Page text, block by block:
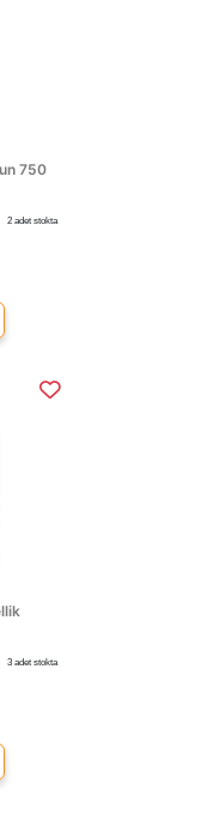
750
2 adet stokta
3 adet stokta